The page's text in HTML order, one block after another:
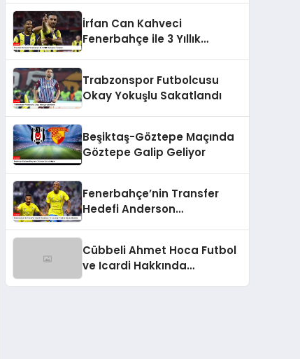
İrfan Can Kahveci
Fenerbahçe ile 3 Yıllık
Trabzonspor Futbolcusu
Okay Yokuşlu Sakatlandı
Beşiktaş-Göztepe Maçında
Göztepe Galip Geliyor
Fenerbahçe’nin Transfer
Hedefi Anderson
Cübbeli Ahmet Hoca Futbol
ve Icardi Hakkında